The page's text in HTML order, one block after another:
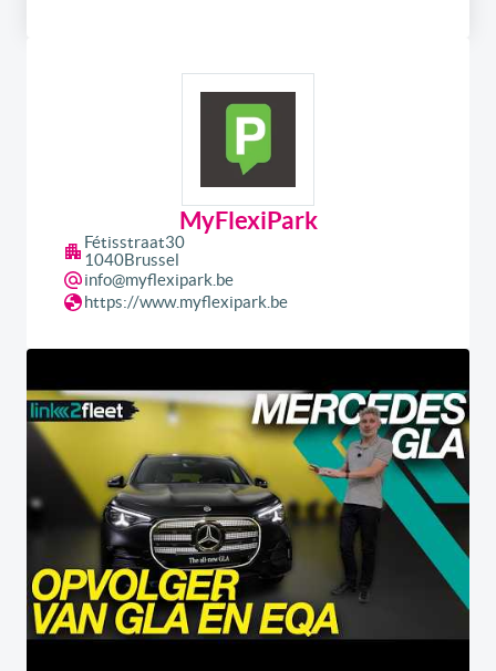
MyFlexiPark
Fétisstraat30
1040Brussel
info@myflexipark.be
https://www.myflexipark.be